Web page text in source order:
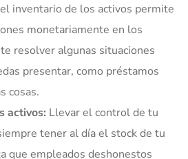
inventario de los activos permite
monetariamente en los
resolver algunas situaciones
presentar, como préstamos
cosas.
activos: Llevar el control de tu
tener al día el stock de tu
que empleados deshonestos